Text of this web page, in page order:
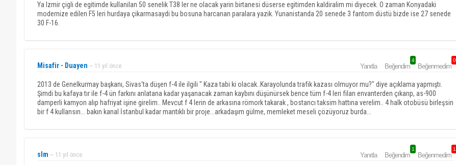
Ya Izmir çigli de egitimde kullanilan 50 senelik T38 ler ne olacak yarin birtanesi düserse egitimden kaldiralim mi diyecek. O zaman Konyadaki
modernize edilen F5 leri hurdaya çikarmasaydi bu bosuna harcanan paralara yazik. Yunanistanda 20 senede 3 fantom düstü bizde ise 27 senede
30 F-16.
Misafir - Duayen ~ 11 yıl önce Yanıtla Beğendim
4
Beğenmedim
0
2013 de Genelkurmay başkanı, Sivas'ta düşen f-4 ile ilgili " Kaza tabi ki olacak..Karayolunda trafik kazası olmuyor mu?" diye açıklama yapmıştı.
Şimdi bu kafaya tır ile f-4 ün farkını anlatana kadar yaşanacak zaman kaybını düşünürsek bence tüm f-4 leri filan envanterden çıkarıp, as-900
damperli kamyon alıp hafriyat işine girelim.. Mevcut f 4 lerin de arkasına römork takarak , bostancı taksim hattına verelim.. 4 halk otobüsü birleşsin
bir f 4 kullansın... bakın kanal İstanbul kadar mantıklı bir proje...arkadaşım gülme, memleket meseli çözüyoruz burda...
slm ~ 11 yıl önce Yanıtla Beğendim
1
Beğenmedim
1